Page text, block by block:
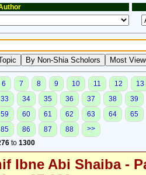
6 7 8 9 10 11 12
13
33 34 35 36 37 38
39
59 60 61 62 63 64
65
85 86 87 88
>>
to 1300
Ibne Abi Shaiba -